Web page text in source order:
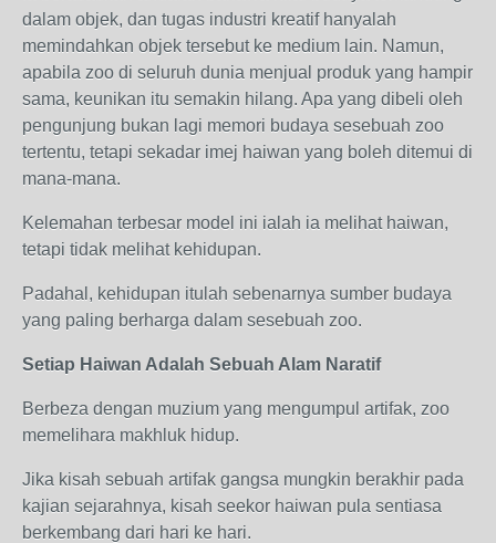
dalam objek, dan tugas industri kreatif hanyalah
memindahkan objek tersebut ke medium lain. Namun,
apabila zoo di seluruh dunia menjual produk yang hampir
sama, keunikan itu semakin hilang. Apa yang dibeli oleh
pengunjung bukan lagi memori budaya sesebuah zoo
tertentu, tetapi sekadar imej haiwan yang boleh ditemui di
mana-mana.
Kelemahan terbesar model ini ialah ia melihat haiwan,
tetapi tidak melihat kehidupan.
Padahal, kehidupan itulah sebenarnya sumber budaya
yang paling berharga dalam sesebuah zoo.
Setiap Haiwan Adalah Sebuah Alam Naratif
Berbeza dengan muzium yang mengumpul artifak, zoo
memelihara makhluk hidup.
Jika kisah sebuah artifak gangsa mungkin berakhir pada
kajian sejarahnya, kisah seekor haiwan pula sentiasa
berkembang dari hari ke hari.